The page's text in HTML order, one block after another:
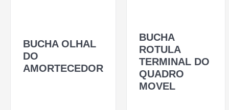
BUCHA OLHAL
DO
AMORTECEDOR
BUCHA
ROTULA
TERMINAL DO
QUADRO
MOVEL